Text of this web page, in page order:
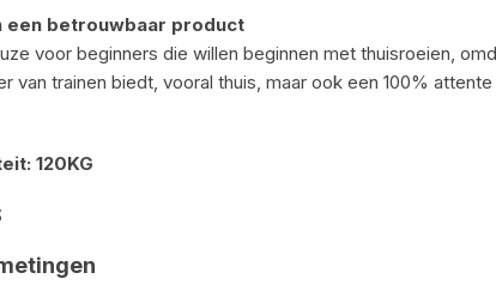
een betrouwbaar product
voor beginners die willen beginnen met thuisroeien,
van trainen biedt, vooral thuis, maar ook een 100%
120KG